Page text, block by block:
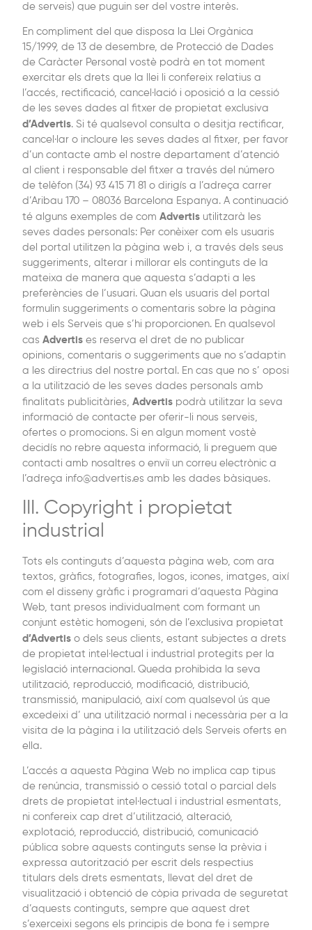
de serveis) que puguin ser del vostre interès.
En compliment del que disposa la Llei Orgànica
15/1999, de 13 de desembre, de Protecció de Dades
de Caràcter Personal vostè podrà en tot moment
exercitar els drets que la llei li confereix relatius a
l’accés, rectificació, cancel·lació i oposició a la cessió
de les seves dades al fitxer de propietat exclusiva
d’Advertis. Si té qualsevol consulta o desitja rectificar,
cancel·lar o incloure les seves dades al fitxer, per favor
d’un contacte amb el nostre departament d’atenció
al client i responsable del fitxer a través del número
de telèfon (34) 93 415 71 81 o dirigís a l’adreça carrer
d’Aribau 170 – 08036 Barcelona Espanya. A continuació
té alguns exemples de comAdvertis utilitzarà les
seves dades personals: Per conèixer com els usuaris
del portal utilitzen la pàgina web i, a través dels seus
suggeriments, alterar i millorar els continguts de la
mateixa de manera que aquesta s’adapti a les
preferències de l’usuari. Quan els usuaris del portal
formulin suggeriments o comentaris sobre la pàgina
web i els Serveis que s’hi proporcionen. En qualsevol
casAdvertis es reserva el dret de no publicar
opinions, comentaris o suggeriments que no s’adaptin
a les directrius del nostre portal. En cas que no s’ oposi
a la utilització de les seves dades personals amb
finalitats publicitàries,Advertis podrà utilitzar la seva
informació de contacte per oferir-li nous serveis,
ofertes o promocions. Si en algun moment vostè
decidís no rebre aquesta informació, li preguem que
contacti amb nosaltres o enviï un correu electrònic a
l’adreça info@advertis.es amb les dades bàsiques.
III. Copyright i propietat
industrial
Tots els continguts d’aquesta pàgina web, com ara
textos, gràfics, fotografies, logos, icones, imatges, així
com el disseny gràfic i programari d’aquesta Pàgina
Web, tant presos individualment com formant un
conjunt estètic homogeni, són de l’exclusiva propietat
d’Advertis o dels seus clients, estant subjectes a drets
de propietat intel·lectual i industrial protegits per la
legislació internacional. Queda prohibida la seva
utilització, reproducció, modificació, distribució,
transmissió, manipulació, així com qualsevol ús que
excedeixi d’ una utilització normal i necessària per a la
visita de la pàgina i la utilització dels Serveis oferts en
ella.
L’accés a aquesta Pàgina Web no implica cap tipus
de renúncia, transmissió o cessió total o parcial dels
drets de propietat intel·lectual i industrial esmentats,
ni confereix cap dret d’utilització, alteració,
explotació, reproducció, distribució, comunicació
pública sobre aquests continguts sense la prèvia i
expressa autorització per escrit dels respectius
titulars dels drets esmentats, llevat del dret de
visualització i obtenció de còpia privada de seguretat
d’aquests continguts, sempre que aquest dret
s’exerceixi segons els principis de bona fe i sempre